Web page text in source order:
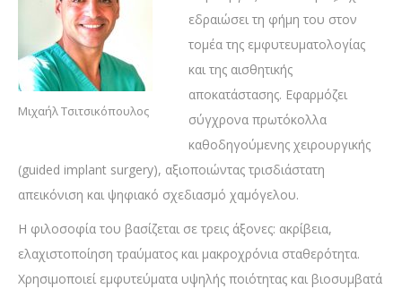
Μιχαήλ Τσιτσικόπουλος
εδραιώσει τη φήμη του στον
τομέα της εμφυτευματολογίας
και της αισθητικής
αποκατάστασης. Εφαρμόζει
σύγχρονα πρωτόκολλα
καθοδηγούμενης χειρουργικής
(guided implant surgery), αξιοποιώντας τρισδιάστατη
απεικόνιση και ψηφιακό σχεδιασμό χαμόγελου.
Η φιλοσοφία του βασίζεται σε τρεις άξονες: ακρίβεια,
ελαχιστοποίηση τραύματος και μακροχρόνια σταθερότητα.
Χρησιμοποιεί εμφυτεύματα υψηλής ποιότητας και βιοσυμβατά